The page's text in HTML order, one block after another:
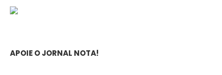
APOIE O JORNAL NOTA!